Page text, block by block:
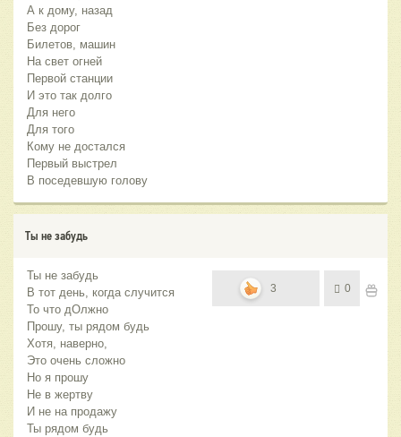
А к дому, назад
Без дорог
Билетов, машин
На свет огней
Первой станции
И это так долго
Для него
Для того
Кому не достался
Первый выстрел
В поседевшую голову
Ты не забудь
Ты не забудь
В тот день, когда случится
То что дОлжно
Прошу, ты рядом будь
Хотя, наверно,
Это очень сложно
Но я прошу
Не в жертву
И не на продажу
Ты рядом будь
3 0